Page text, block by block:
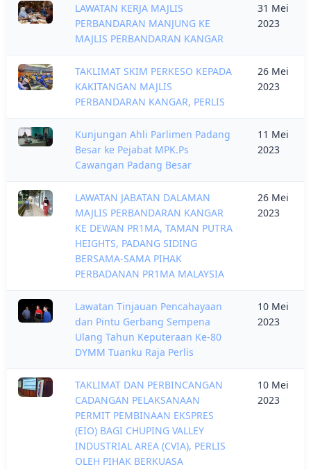
LAWATAN KERJA MAJLIS
PERBANDARAN MANJUNG KE
MAJLIS PERBANDARAN KANGAR
31 Mei
2023
TAKLIMAT SKIM PERKESO KEPADA
KAKITANGAN MAJLIS
PERBANDARAN KANGAR, PERLIS
26 Mei
2023
Kunjungan Ahli Parlimen Padang
Besar ke Pejabat MPK.Ps
Cawangan Padang Besar
11 Mei
2023
LAWATAN JABATAN DALAMAN
MAJLIS PERBANDARAN KANGAR
KE DEWAN PR1MA, TAMAN PUTRA
HEIGHTS, PADANG SIDING
BERSAMA-SAMA PIHAK
PERBADANAN PR1MA MALAYSIA
26 Mei
2023
Lawatan Tinjauan Pencahayaan
dan Pintu Gerbang Sempena
Ulang Tahun Keputeraan Ke-80
DYMM Tuanku Raja Perlis
10 Mei
2023
TAKLIMAT DAN PERBINCANGAN
CADANGAN PELAKSANAAN
PERMIT PEMBINAAN EKSPRES
(EIO) BAGI CHUPING VALLEY
INDUSTRIAL AREA (CVIA), PERLIS
OLEH PIHAK BERKUASA
10 Mei
2023